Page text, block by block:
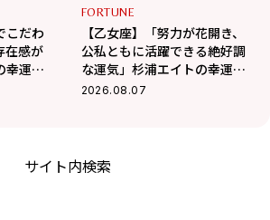
こだわ
在感が
幸運を
FORTUNE
【乙女座】「努力が花開き、
公私ともに活躍できる絶好調
な運気」杉浦エイトの幸運を
呼ぶ12星座占い（8/7～9/6）
2026.08.07
サイト内検索